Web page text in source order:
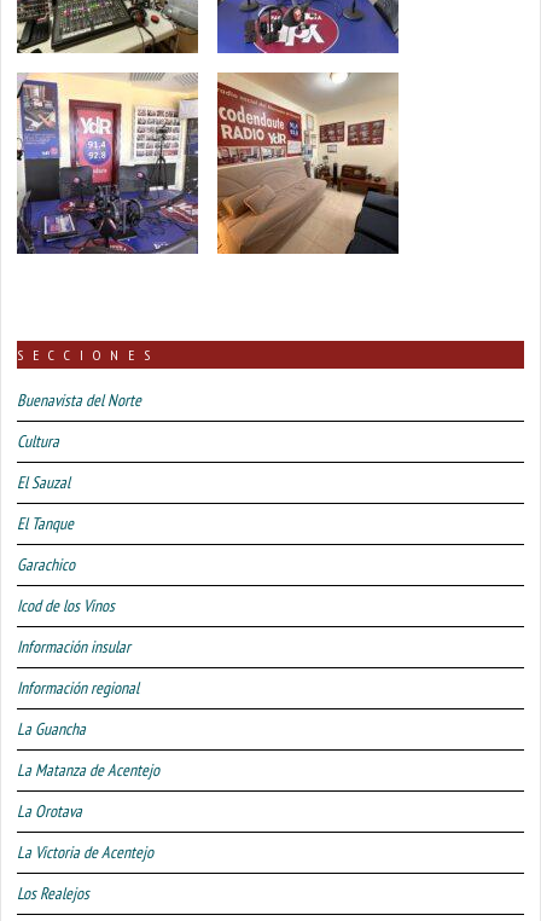
SECCIONES
Buenavista del Norte
Cultura
El Sauzal
El Tanque
Garachico
Icod de los Vinos
Información insular
Información regional
La Guancha
La Matanza de Acentejo
La Orotava
La Victoria de Acentejo
Los Realejos